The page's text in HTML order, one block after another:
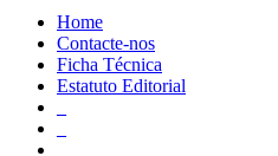
Home
Contacte-nos
Ficha Técnica
Estatuto Editorial